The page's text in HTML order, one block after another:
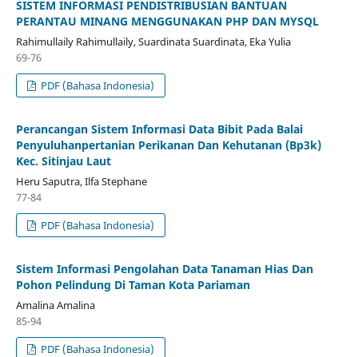
SISTEM INFORMASI PENDISTRIBUSIAN BANTUAN
PERANTAU MINANG MENGGUNAKAN PHP DAN MYSQL
Rahimullaily Rahimullaily, Suardinata Suardinata, Eka Yulia
69-76
PDF (Bahasa Indonesia)
Perancangan Sistem Informasi Data Bibit Pada Balai
Penyuluhanpertanian Perikanan Dan Kehutanan (Bp3k)
Kec. Sitinjau Laut
Heru Saputra, Ilfa Stephane
77-84
PDF (Bahasa Indonesia)
Sistem Informasi Pengolahan Data Tanaman Hias Dan
Pohon Pelindung Di Taman Kota Pariaman
Amalina Amalina
85-94
PDF (Bahasa Indonesia)